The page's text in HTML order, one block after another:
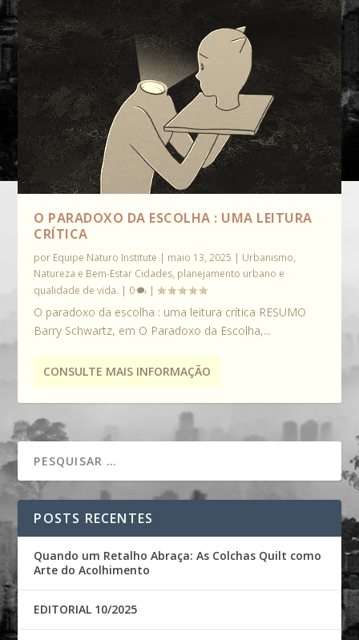
O PARADOXO DA ESCOLHA : UMA LEITURA
CRÍTICA
por Equipe Naturo Institute | maio 13, 2025 | Urbanismo,
Natureza e Bem-Estar Cidades, planejamento urbano e
qualidade de vida. | 0 |
O paradoxo da escolha : uma leitura crítica RESUMO
Barry Schwartz, em O Paradoxo da Escolha,...
CONSULTE MAIS INFORMAÇÃO
POSTS RECENTES
Quando um Retalho Abraça: As Colchas Quilt como
Arte do Acolhimento
EDITORIAL 10/2025